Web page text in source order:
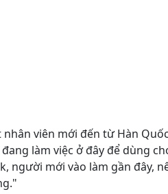
viên mới đến từ Hàn
làm việc ở đây để dùng
người mới vào làm gần đây,